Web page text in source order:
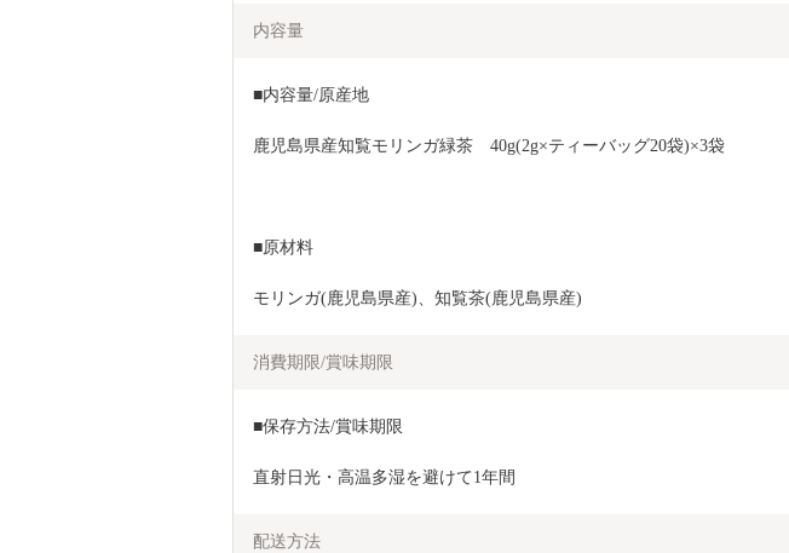
内容量
■内容量/原産地
鹿児島県産知覧モリンガ緑茶　40g(2g×ティーバッグ20袋)×3袋
■原材料
モリンガ(鹿児島県産)、知覧茶(鹿児島県産)
消費期限/賞味期限
■保存方法/賞味期限
直射日光・高温多湿を避けて1年間
配送方法